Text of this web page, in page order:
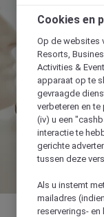
Cookies en
Op de websites
Resorts,
Activities &
apparaat op te
gevraagde
verbeteren en
(iv) u een
interactie te
gerichte
tussen deze
Als u instemt
mailadres
reserverings-